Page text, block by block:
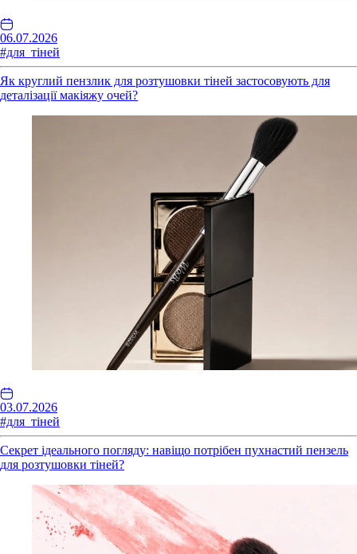
06.07.2026
#для_тіней
Як круглий пензлик для розтушовки тіней застосовують для
деталізації макіяжу очей?
03.07.2026
#для_тіней
Секрет ідеального погляду: навіщо потрібен пухнастий пензель
для розтушовки тіней?